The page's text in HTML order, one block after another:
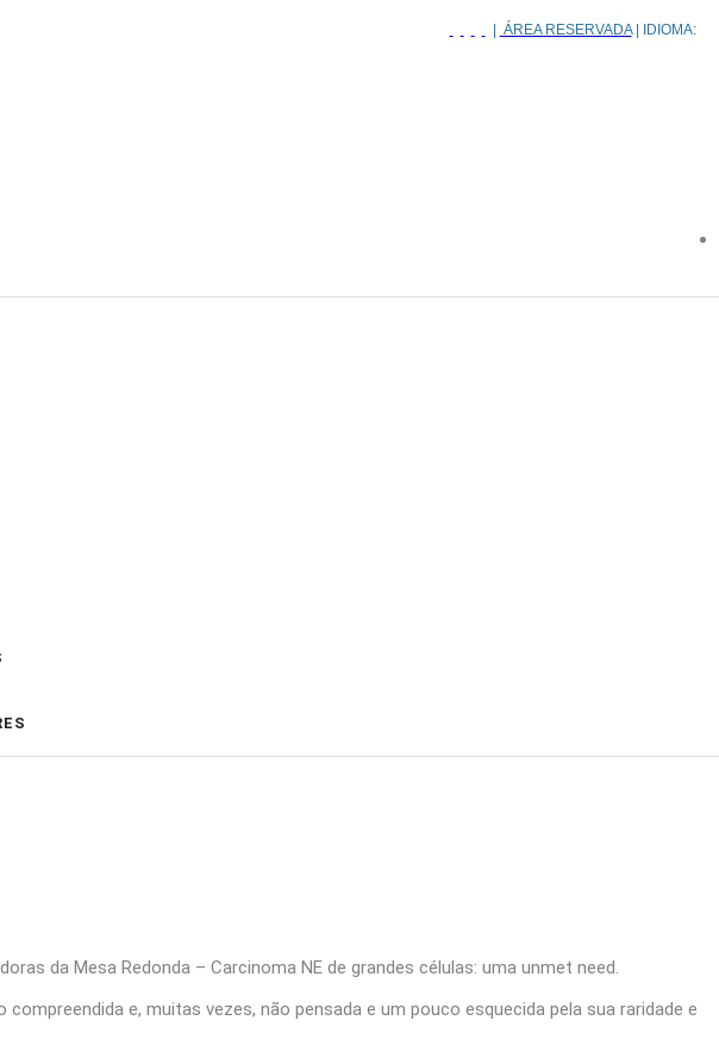
ÁREA RESERVADA| IDIOMA:
da Mesa Redonda – Carcinoma NE de grandes células: uma unmet need.
e, muitas vezes, não pensada e um pouco esquecida pela sua raridade e